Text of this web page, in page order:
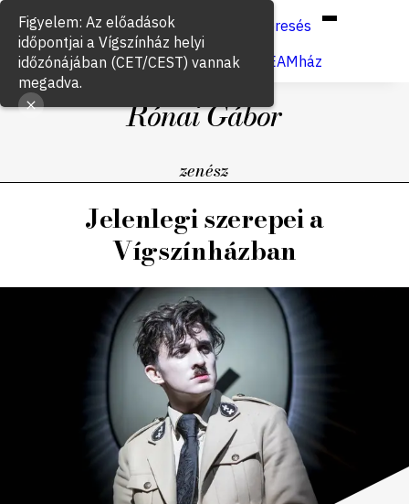
Keresés
Jegyvásárlás
VígSTREAMház
Rónai Gábor
zenész
Jelenlegi szerepei a
Vígszínházban
Figyelem: Az előadások
időpontjai a Vígszínház helyi
időzónájában (CET/CEST) vannak
megadva.